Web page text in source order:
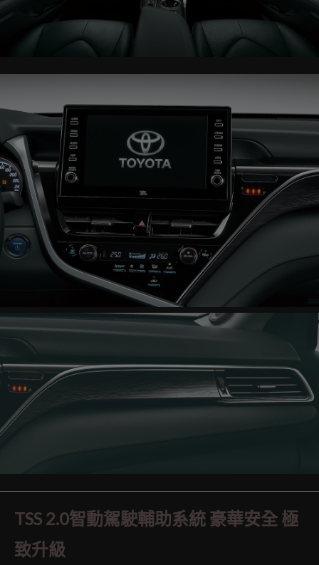
TSS 2.0智動駕駛輔助系統 豪華安全 極
致升級